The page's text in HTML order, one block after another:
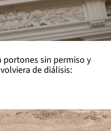
portones sin permiso y
de diálisis: